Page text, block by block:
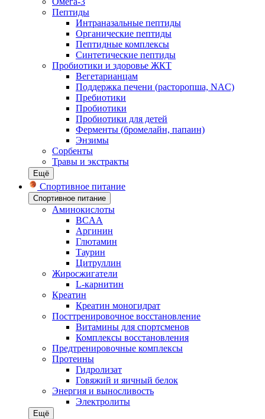
Пептиды
Интраназальные пептиды
Органические пептиды
Пептидные комплексы
Синтетические пептиды
Пробиотики и здоровье ЖКТ
Вегетарианцам
Поддержка печени (расторопша, NAC)
Пребиотики
Пробиотики
Пробиотики для детей
Ферменты (бромелайн, папаин)
Энзимы
Сорбенты
Травы и экстракты
Ещё
Спортивное питание
Спортивное питание
Аминокислоты
BCAA
Аргинин
Глютамин
Таурин
Цитруллин
Жиросжигатели
L-карнитин
Креатин
Креатин моногидрат
Посттренировочное восстановление
Витамины для спортсменов
Комплексы восстановления
Предтренировочные комплексы
Протеины
Гидролизат
Говяжий и яичный белок
Энергия и выносливость
Электролиты
Ещё